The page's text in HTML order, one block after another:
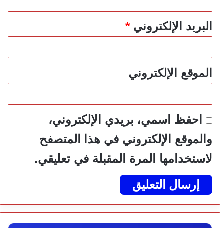
البريد الإلكتروني*
الموقع الإلكتروني
احفظ اسمي، بريدي الإلكتروني،
والموقع الإلكتروني في هذا المتصفح
لاستخدامها المرة المقبلة في تعليقي.